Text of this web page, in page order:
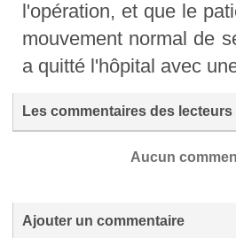
l'opération, et que le
mouvement normal de
a quitté l'hôpital avec
Les commentaires des lecteurs
Aucun
Ajouter un commentaire